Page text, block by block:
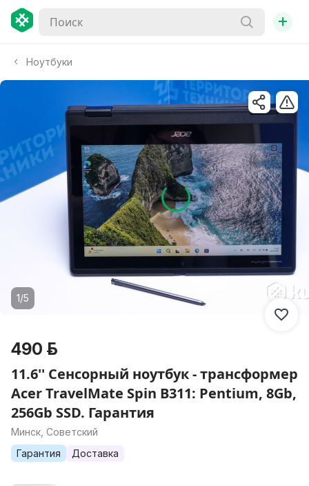
+
Ноутбуки
1/5
490 р.
11.6'' Сенсорный ноутбук - трансформер
Acer TravelMate Spin B311: Pentium, 8Gb,
256Gb SSD. Гарантия
Минск, Советский
Гарантия
Доставка